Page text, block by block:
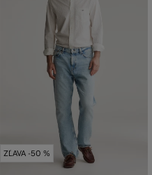
ZĽAVA -50 %